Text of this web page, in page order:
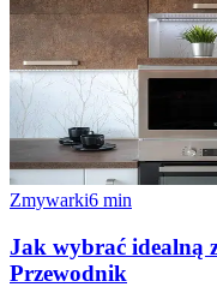
Zmywarki6 min
Jak wybrać idealną
Przewodnik